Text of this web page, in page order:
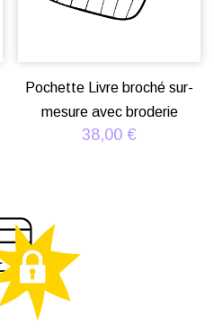
Pochette Livre broché sur-
mesure avec broderie
38,00 €